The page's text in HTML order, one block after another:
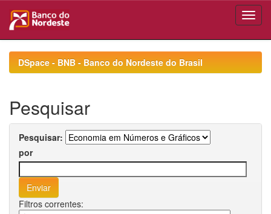
navigationDSpace - BNB - Banco do Nordeste do Brasil
Pesquisar
Pesquisar:
por
Filtros correntes: